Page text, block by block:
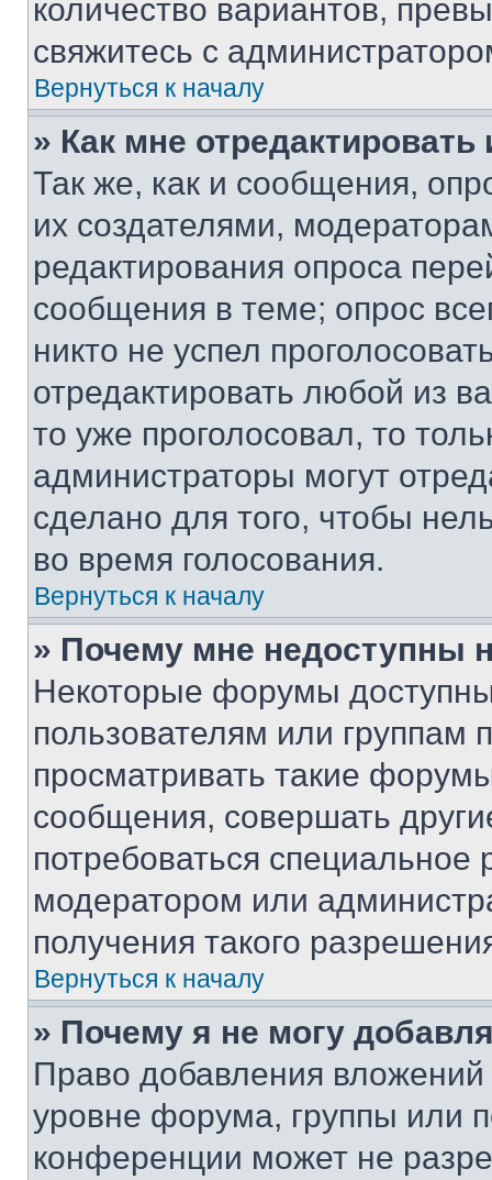
количество вариантов,
свяжитесь с
Вернуться к началу
» Как мне
Так же, как и сообщения,
их создателями,
редактирования опроса
сообщения в теме; опрос
никто не успел
отредактировать любой из
то уже проголосовал, то
администраторы могут
сделано для того, чтобы
во время голосования.
Вернуться к началу
» Почему мне недоступны
Некоторые форумы
пользователям или группам
просматривать такие
сообщения, совершать
потребоваться
модератором или
получения такого
Вернуться к началу
» Почему я не могу
Право добавления
уровне форума, группы или
конференции может не